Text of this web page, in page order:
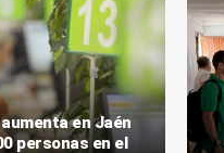
en Jaén
personas en el